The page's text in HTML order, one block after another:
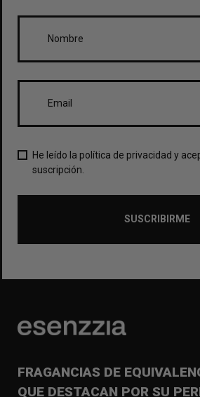
He leído la política de privacidad y
suscripción.
SUSCRIBIRME
FRAGANCIAS DE
QUE DESTACAN POR SU